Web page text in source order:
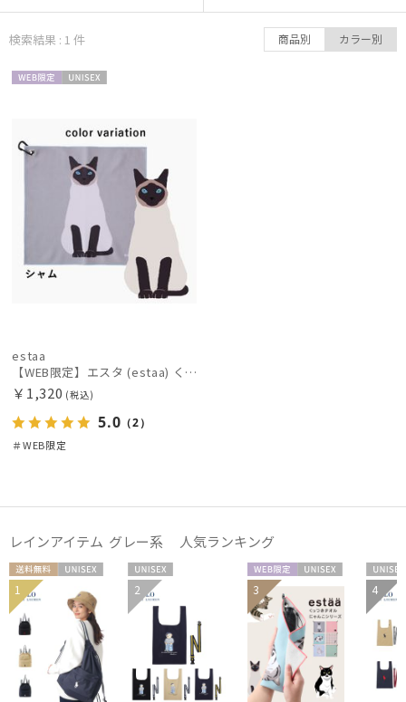
カテゴリー
ブランド
傘機能
その他
カラー
価格・割引率
在庫表示
おすすめ
価格の高い
順
価格の低い
人気順
売上点数順
検索結果 : 1 件 商品別 カラー別
estaa
【WEB限定】エスタ (estaa) くっつきタオル ねこ
￥1,320 (税込)
5.0 （2）
＃WEB限定
レインアイテム グレー系 人気ランキング
送料無
料
1
UNISE
X
2
WEB限
定
UNISE
X
3
UNISE
X
4